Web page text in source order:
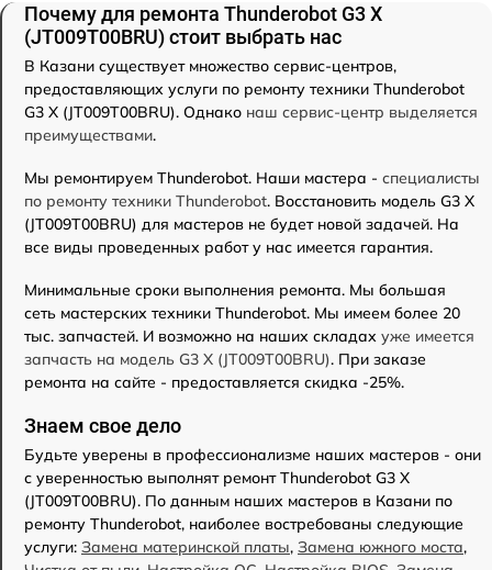
Почему для ремонта Thunderobot G3 X
(JT009T00BRU) стоит выбрать нас
В Казани существует множество сервис-центров,
предоставляющих услуги по ремонту техники Thunderobot
G3 X (JT009T00BRU). Однако наш сервис-центр выделяется
преимуществами.
Мы ремонтируем Thunderobot. Наши мастера - специалисты
по ремонту техники Thunderobot. Восстановить модель G3 X
(JT009T00BRU) для мастеров не будет новой задачей. На
все виды проведенных работ у нас имеется гарантия.
Минимальные сроки выполнения ремонта. Мы большая
сеть мастерских техники Thunderobot. Мы имеем более 20
тыс. запчастей. И возможно на наших складах уже имеется
запчасть на модель G3 X (JT009T00BRU). При заказе
ремонта на сайте - предоставляется скидка -25%.
Знаем свое дело
Будьте уверены в профессионализме наших мастеров - они
с уверенностью выполнят ремонт Thunderobot G3 X
(JT009T00BRU). По данным наших мастеров в Казани по
ремонту Thunderobot, наиболее востребованы следующие
услуги: Замена материнской платы, Замена южного моста,